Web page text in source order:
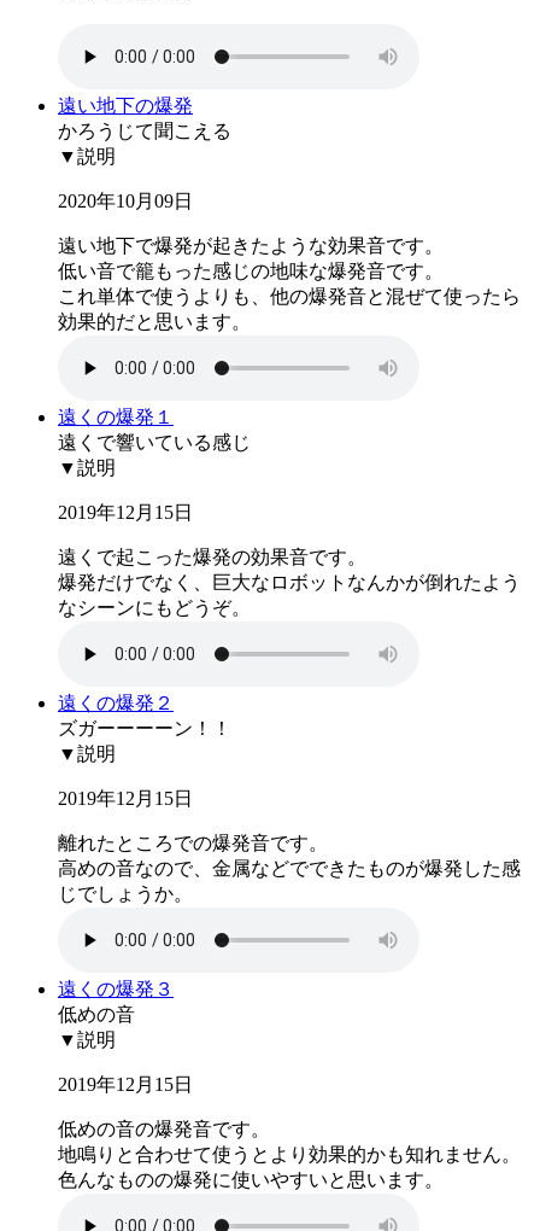
遠い地下の爆発
かろうじて聞こえる
▼説明
2020年10月09日
遠い地下で爆発が起きたような効果音です。
低い音で籠もった感じの地味な爆発音です。
これ単体で使うよりも、他の爆発音と混ぜて使ったら
効果的だと思います。
遠くの爆発１
遠くで響いている感じ
▼説明
2019年12月15日
遠くで起こった爆発の効果音です。
爆発だけでなく、巨大なロボットなんかが倒れたよう
なシーンにもどうぞ。
遠くの爆発２
ズガーーーーン！！
▼説明
2019年12月15日
離れたところでの爆発音です。
高めの音なので、金属などでできたものが爆発した感
じでしょうか。
遠くの爆発３
低めの音
▼説明
2019年12月15日
低めの音の爆発音です。
地鳴りと合わせて使うとより効果的かも知れません。
色んなものの爆発に使いやすいと思います。